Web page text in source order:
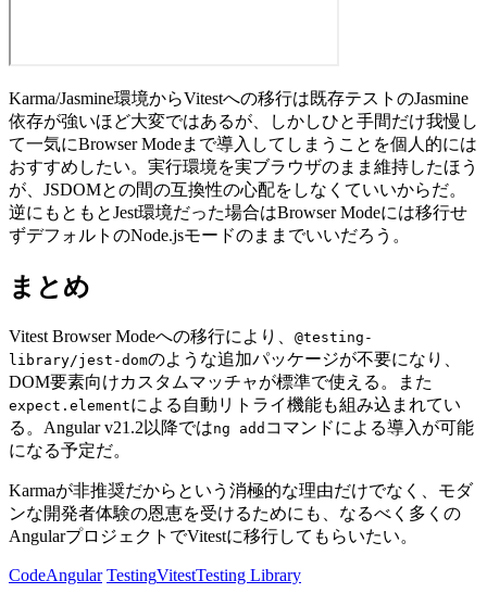
Karma/Jasmine環境からVitestへの移行は既存テストのJasmine
依存が強いほど大変ではあるが、しかしひと手間だけ我慢し
て一気にBrowser Modeまで導入してしまうことを個人的には
おすすめしたい。実行環境を実ブラウザのまま維持したほう
が、JSDOMとの間の互換性の心配をしなくていいからだ。
逆にもともとJest環境だった場合はBrowser Modeには移行せ
ずデフォルトのNode.jsモードのままでいいだろう。
まとめ
Vitest Browser Modeへの移行により、 @testing-
library/jest-domのような追加パッケージが不要になり、
DOM要素向けカスタムマッチャが標準で使える。また
expect.elementによる自動リトライ機能も組み込まれてい
る。Angular v21.2以降ではng add コマンドによる導入が可能
になる予定だ。
Karmaが非推奨だからという消極的な理由だけでなく、モダ
ンな開発者体験の恩恵を受けるためにも、なるべく多くの
AngularプロジェクトでVitestに移行してもらいたい。
CodeAngular TestingVitestTesting Library